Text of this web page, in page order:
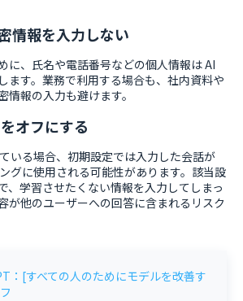
情報を入力しない
に、氏名や電話番号などの個人情報は AI
ます。業務で利用する場合も、社内資料や
報の入力も避けます。
オフにする
いる場合、初期設定では入力した会話が
グに使用される可能性があります。該当設
、学習させたくない情報を入力してしまっ
が他のユーザーへの回答に含まれるリスク
：[すべての人のためにモデルを改善す